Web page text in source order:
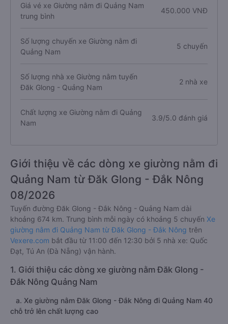
Giá vé xe Giường nằm đi Quảng Nam
trung bình
450.000 VNĐ
Số lượng chuyến xe Giường nằm đi
Quảng Nam
5 chuyến
Số lượng nhà xe Giường nằm tuyến
Đăk Glong - Quảng Nam
2 nhà xe
Chất lượng xe Giường nằm đi Quảng
Nam
3.9/5.0 đánh giá
Giới thiệu về các dòng xe giường nằm đi
Quảng Nam từ Đăk Glong - Đắk Nông
08/2026
Tuyến đường Đăk Glong - Đắk Nông - Quảng Nam dài
khoảng 674 km. Trung bình mỗi ngày có khoảng 5 chuyến Xe
giường nằm đi Quảng Nam từ Đăk Glong - Đắk Nông trên
Vexere.com bắt đầu từ 11:00 đến 12:30 bởi 5 nhà xe: Quốc
Đạt, Tú An (Đà Nẵng) vận hành.
1. Giới thiệu các dòng xe giường nằm Đăk Glong -
Đắk Nông Quảng Nam
a. Xe giường nằm Đăk Glong - Đắk Nông đi Quảng Nam 40
chỗ trở lên chất lượng cao